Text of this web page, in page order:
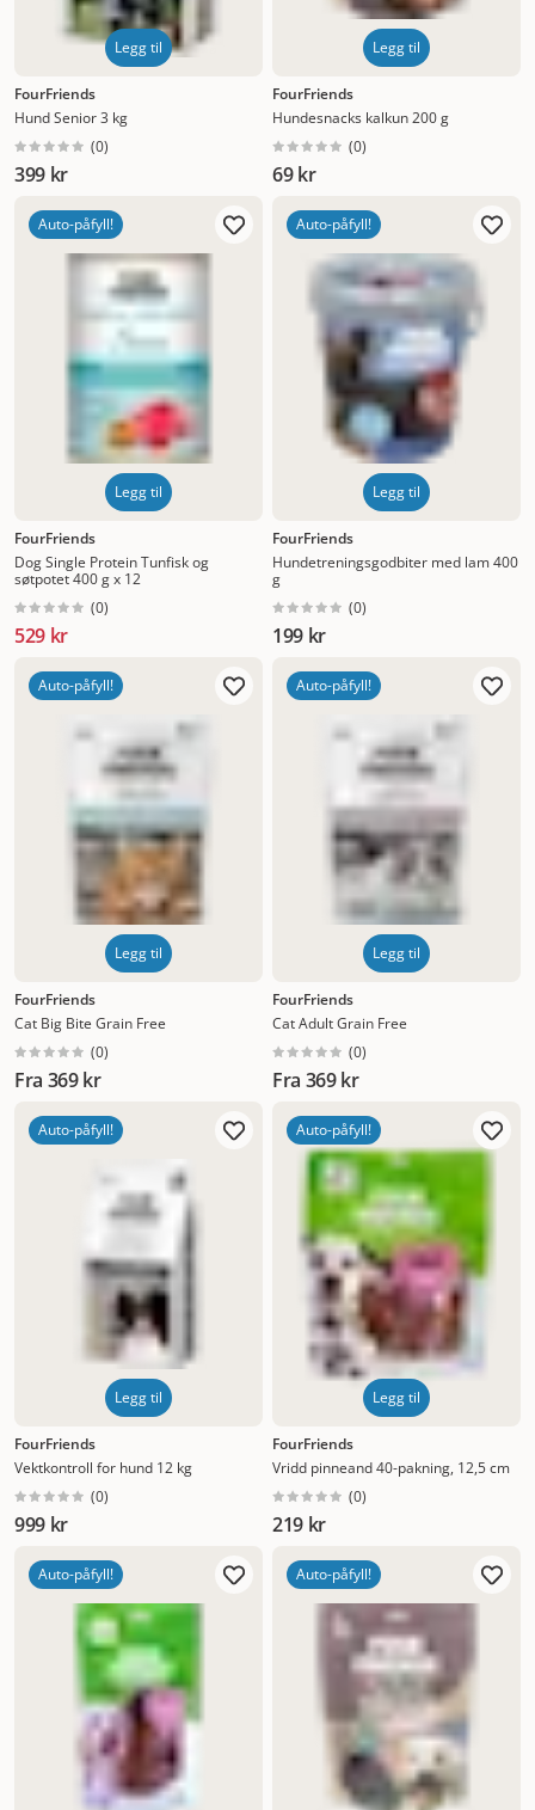
Legg til
FourFriends
Hund Senior 3 kg
(0)
399 kr
Legg til
FourFriends
Hundesnacks kalkun 200 g
(0)
69 kr
Auto-påfyll!
Legg til
FourFriends
Dog Single Protein Tunfisk og
søtpotet 400 g x 12
(0)
529 kr
Auto-påfyll!
Legg til
FourFriends
Hundetreningsgodbiter med lam 400
g
(0)
199 kr
Auto-påfyll!
Legg til
FourFriends
Cat Big Bite Grain Free
(0)
Fra 369 kr
Auto-påfyll!
Legg til
FourFriends
Cat Adult Grain Free
(0)
Fra 369 kr
Auto-påfyll!
Legg til
FourFriends
Vektkontroll for hund 12 kg
(0)
999 kr
Auto-påfyll!
Legg til
FourFriends
Vridd pinneand 40-pakning, 12,5 cm
(0)
219 kr
Auto-påfyll! Auto-påfyll!